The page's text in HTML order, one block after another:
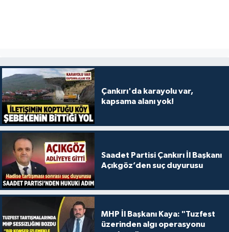
Çankırı'da karayolu var,
kapsama alanı yok!
Saadet Partisi Çankırı İl Başkanı
Açıkgöz’den suç duyurusu
MHP İl Başkanı Kaya: "Tuzfest
üzerinden algı operasyonu